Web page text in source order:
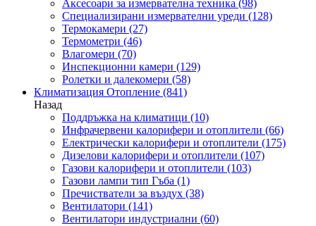
Аксесоари за измервателна техника (98)
Специализирани измервателни уреди (128)
Термокамери (27)
Термометри (46)
Влагомери (70)
Инспекционни камери (129)
Ролетки и далекомери (58)
Климатизация Отопление (841)
Назад
Поддръжка на климатици (10)
Инфрачервени калорифери и отоплители (66)
Електрически калорифери и отоплители (175)
Дизелови калорифери и отоплители (107)
Газови калорифери и отоплители (103)
Газови лампи тип Гъба (1)
Пречистватели за въздух (38)
Вентилатори (141)
Вентилатори индустриални (60)